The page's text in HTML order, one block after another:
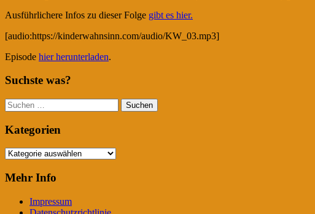
Ausführlichere Infos zu dieser Folge gibt es hier.
[audio:https://kinderwahnsinn.com/audio/KW_03.mp3]
Episode hier herunterladen.
Suchste was?
Suchen
nach:
Kategorien
Kategorien
Mehr Info
Impressum